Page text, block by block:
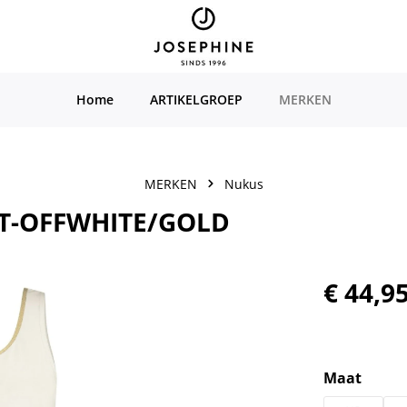
Home ARTIKELGROEP MERKEN
MERKEN Nukus
OFFWHITE/GOLD
Normale prijs:
€
Selecteer
Maat